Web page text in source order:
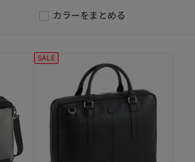
カラーをまとめる
SALE